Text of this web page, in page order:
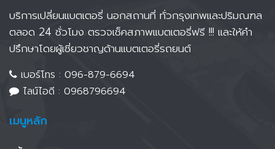
บริการเปลี่ยนแบตเตอรี่ นอกสถานที่ ทั่วกรุงเทพและปริมณฑล
ตลอด 24 ชั่วโมง ตรวจเช็คสภาพแบตเตอรี่ฟรี !!! และให้คำ
ปรึกษาโดยผู้เชี่ยวชาญด้านแบตเตอรี่รถยนต์
เบอร์โทร : 096-879-6694
ไลน์ไอดี : 0968796694
เมนูหลัก